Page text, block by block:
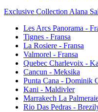
Exclusive Collection Alana
Les Arcs Panorama -
Tignes - Fransa
La Rosiere - Fransa
Valmorel - Fransa
Quebec Charlevoix -
Cancun - Meksika
Punta Cana - Dominik
Kani - Maldivler
Marrakech La
Rio Das Pedras -